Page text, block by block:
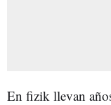
En fizik llevan